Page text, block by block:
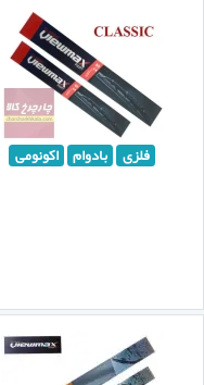
فلزی بادوام اکونومی